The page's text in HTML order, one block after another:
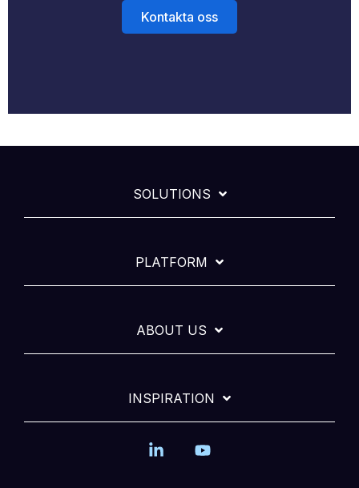
Kontakta oss
SOLUTIONS
PLATFORM
ABOUT US
INSPIRATION
Linkedin